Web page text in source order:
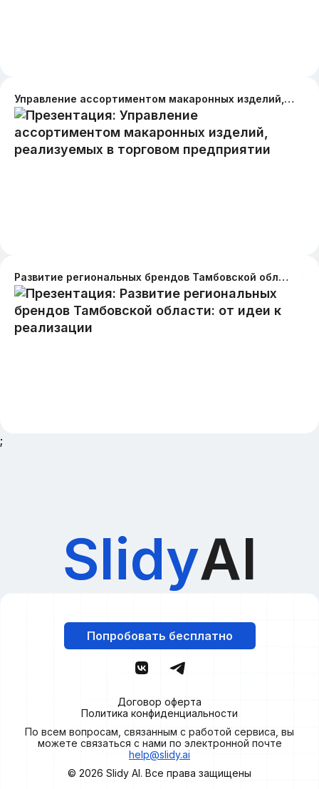
Управление ассортиментом макаронных изделий, реализуемых в торговом предприятии
Развитие региональных брендов Тамбовской области: от идеи к реализации
;
SlidyAI
Попробовать бесплатно
Договор оферта
Политика конфиденциальности
По всем вопросам, связанным с работой сервиса, вы
можете связаться с нами по электронной почте
help@slidy.ai
© 2026 Slidy AI. Все права защищены